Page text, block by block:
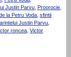
Justin Parvu, Proorocie,
la Petru Voda, sfintii
Justin Parvu,
roncea, Victor